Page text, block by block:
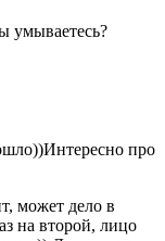
умываетесь?
про
может дело в
на второй, лицо